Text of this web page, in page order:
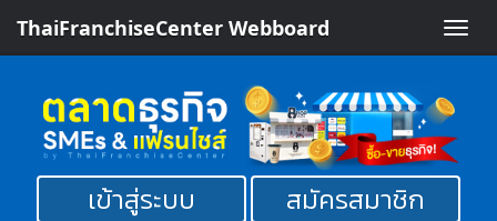
Toggle
ThaiFranchiseCenter Webboard
เข้าสู่ระบบ
สมัครสมาชิก